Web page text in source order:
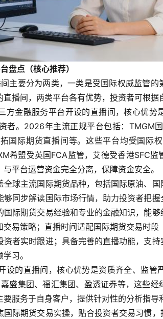
盘点（核心推荐）
主要分为两类，一类是受国际权威监管
播间，两类平台各有优势，投资者可根据
方金融服务平台开设的直播间，核心优势
者。2026年主流正规平台包括：TMGM
国际期货直播间等。这些平台均受国际
希盟受英国FCA监管，艾德受香港SFC
平台运营资金完全分离，保障资金安全。
球主流国际期货品种，包括国际原油、
同步解读国际市场行情，助力投资者把
际期货交易经验和专业的金融知识，能
易策略；直播时间适配国际期货交易时
者实时跟进；具备完善的直播功能，支
习。
设的直播间，核心优势是资质齐全、监管
盛集团、福汇集团、盈透证券等，这些
服务于自身客户，提供针对性的分析指导
际期货交易实操，贴合投资者交易习惯